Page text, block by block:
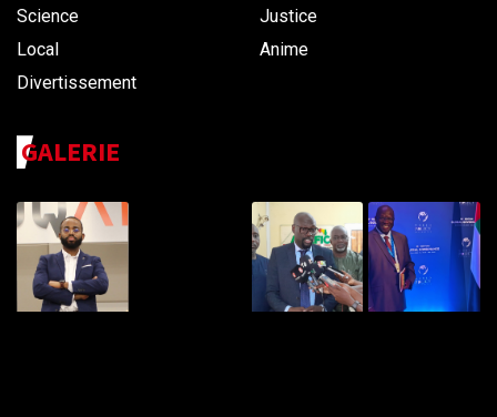
Science
Justice
Local
Anime
Divertissement
GALERIE